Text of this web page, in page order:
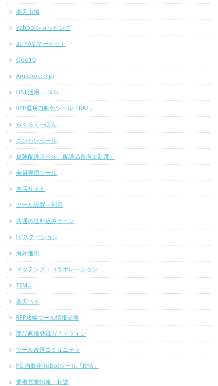
楽天市場
Yahoo!ショッピング
au PAY マーケット
Qoo10
Amazon.co.jp
LINE活用・LSEG
RPP運用自動化ツール「RAT」
らくらくーぽん
ポンパレモール
最強配送ラベル（配送品質向上制度）
会員専用ツール
本店サイト
ツール設置・利用
共通の送料込みライン
ECステーション
海外進出
マッチング・コラボレーション
TEMU
楽天ペイ
RPP攻略ツール情報交換
商品画像登録ガイドライン
ツール改善コミュニティ
PC 自動化Robotツール「RPA」
業者営業情報・相談